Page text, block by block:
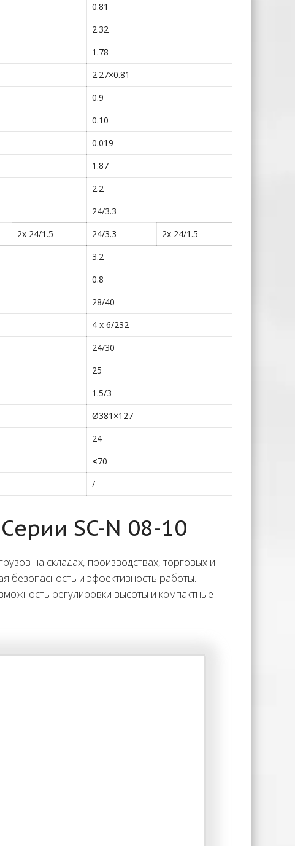
0.81
2.32
1.78
2.27×0.81
0.9
0.10
0.019
1.87
2.2
24/3.3
2x 24/1.5 24/3.3
2x 24/1.5
3.2
0.8
28/40
4 x 6/232
24/30
25
1.5/3
Ø381×127
24
<70
/
SC-N 08-10
на складах, производствах, торговых и
безопасность и эффективность работы.
регулировки высоты и компактные